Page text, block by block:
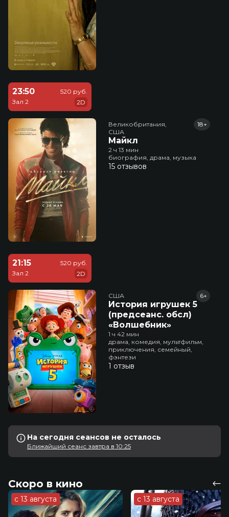
23:50
Зал 2
520 руб.
2D
Великобритания,
США
Майкл
18+
2 ч 13 мин
биография, драма, музыка
15 отзывов
21:15
Зал 2
520 руб.
2D
США
История игрушек 5
(предсеанс. обсл)
«Волшебник»
6+
1 ч 42 мин
драма, комедия, мультфильм,
приключения, семейный,
фэнтези
1 отзыв
На сегодня сеансов не осталось
Ближайший сеанс завтра в 10:25
Скоро в кино
с 13 августа с 13 августа